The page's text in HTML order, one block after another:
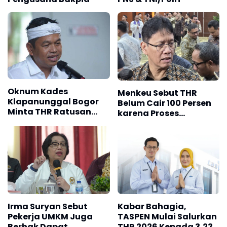
Oknum Kades
Klapanunggal Bogor
Minta THR Ratusan
Ditindak Tegas
Menkeu Sebut THR
Belum Cair 100 Persen
karena Proses
Irma Suryan Sebut
Pekerja UMKM Juga
Kabar Bahagia,
TASPEN Mulai Salurkan